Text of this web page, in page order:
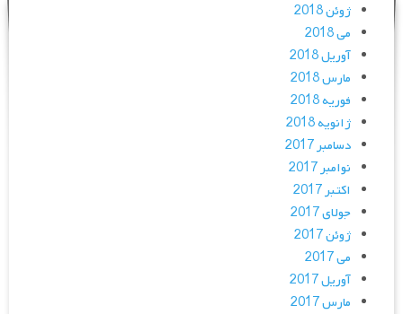
ژوئن 2018
می 2018
آوریل 2018
مارس 2018
فوریه 2018
ژانویه 2018
دسامبر 2017
نوامبر 2017
اکتبر 2017
جولای 2017
ژوئن 2017
می 2017
آوریل 2017
مارس 2017